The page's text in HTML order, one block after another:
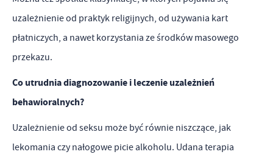
uzależnienie od praktyk religijnych, od używania kart
płatniczych, a nawet korzystania ze środków masowego
przekazu.
Co utrudnia diagnozowanie i leczenie uzależnień
behawioralnych?
Uzależnienie od seksu może być równie niszczące, jak
lekomania czy nałogowe picie alkoholu. Udana terapia